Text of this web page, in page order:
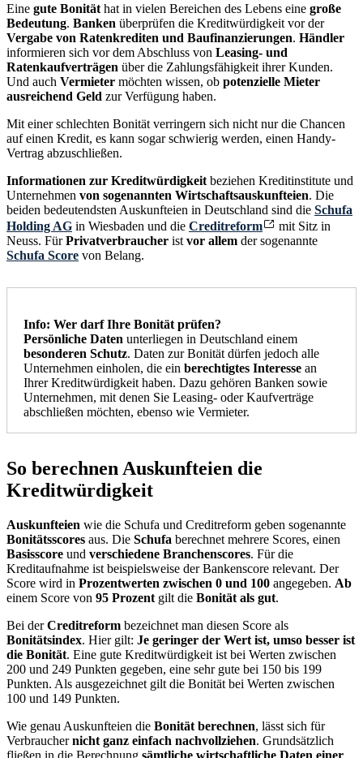
Eine gute Bonität hat in vielen Bereichen des Lebens eine große
Bedeutung. Banken überprüfen die Kreditwürdigkeit vor der
Vergabe von Ratenkrediten und Baufinanzierungen. Händler
informieren sich vor dem Abschluss von Leasing- und
Ratenkaufverträgen über die Zahlungsfähigkeit ihrer Kunden.
Und auch Vermieter möchten wissen, ob potenzielle Mieter
ausreichend Geld zur Verfügung haben.
Mit einer schlechten Bonität verringern sich nicht nur die Chancen
auf einen Kredit, es kann sogar schwierig werden, einen Handy-
Vertrag abzuschließen.
Informationen zur Kreditwürdigkeit beziehen Kreditinstitute und
Unternehmen von sogenannten Wirtschaftsauskunfteien. Die
beiden bedeutendsten Auskunfteien in Deutschland sind die Schufa
Holding AG in Wiesbaden und die Creditreform
mit Sitz in
Neuss. FürPrivatverbraucher ist vor allem der sogenannte
Schufa Score von Belang.
Info: Wer darf Ihre Bonität prüfen?
Persönliche Daten unterliegen in Deutschland einem
besonderen Schutz. Daten zur Bonität dürfen jedoch alle
Unternehmen einholen, die ein berechtigtes Interesse an
Ihrer Kreditwürdigkeit haben. Dazu gehören Banken sowie
Unternehmen, mit denen Sie Leasing- oder Kaufverträge
abschließen möchten, ebenso wie Vermieter.
So berechnen Auskunfteien die
Kreditwürdigkeit
Auskunfteien wie die Schufa und Creditreform geben sogenannte
Bonitätsscores aus. Die Schufa berechnet mehrere Scores, einen
Basisscore und verschiedene Branchenscores. Für die
Kreditaufnahme ist beispielsweise der Bankenscore relevant. Der
Score wird in Prozentwerten zwischen 0 und 100 angegeben. Ab
einem Score von 95 Prozent gilt die Bonität als gut.
Bei derCreditreform bezeichnet man diesen Score als
Bonitätsindex. Hier gilt: Je geringer der Wert ist, umso besser ist
die Bonität. Eine gute Kreditwürdigkeit ist bei Werten zwischen
200 und 249 Punkten gegeben, eine sehr gute bei 150 bis 199
Punkten. Als ausgezeichnet gilt die Bonität bei Werten zwischen
100 und 149 Punkten.
Wie genau Auskunfteien die Bonität berechnen, lässt sich für
Verbrauchernicht ganz einfach nachvollziehen. Grundsätzlich
fließen in die Berechnung sämtliche wirtschaftliche Daten einer